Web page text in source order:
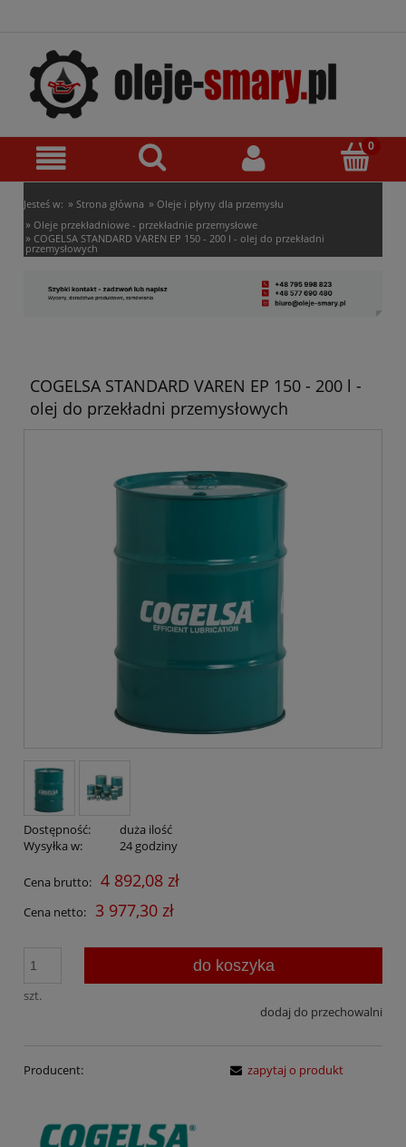
Jesteś w: » Strona główna » Oleje i płyny dla przemysłu
» Oleje przekładniowe - przekładnie przemysłowe
» COGELSA STANDARD VAREN EP 150 - 200 l - olej do przekładni
przemysłowych
COGELSA STANDARD VAREN EP 150 - 200 l -
olej do przekładni przemysłowych
Dostępność:
duża ilość
Wysyłka w:
24 godziny
Cena brutto: 4 892,08 zł
Cena netto: 3 977,30 zł
szt.
do koszyka
dodaj do przechowalni
Producent: zapytaj o produkt